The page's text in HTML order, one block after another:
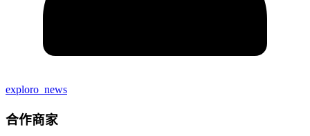
exploro_news
合作商家